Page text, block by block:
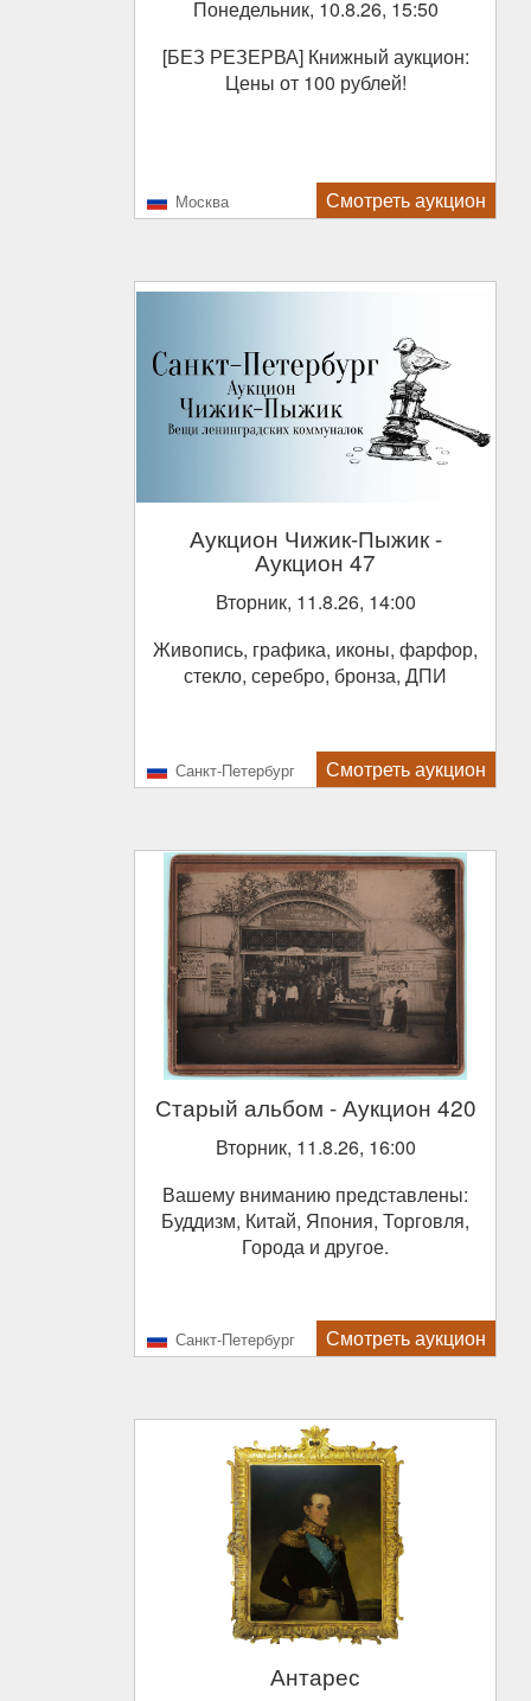
Понедельник, 10.8.26, 15:50
[БЕЗ РЕЗЕРВА] Книжный аукцион:
Цены от 100 рублей!
Москва Смотреть аукцион
Аукцион Чижик-Пыжик -
Аукцион 47
Вторник, 11.8.26, 14:00
Живопись, графика, иконы, фарфор,
стекло, серебро, бронза, ДПИ
Санкт-Петербург Смотреть аукцион
Старый альбом - Аукцион 420
Вторник, 11.8.26, 16:00
Вашему вниманию представлены:
Буддизм, Китай, Япония, Торговля,
Города и другое.
Санкт-Петербург Смотреть аукцион
Антарес